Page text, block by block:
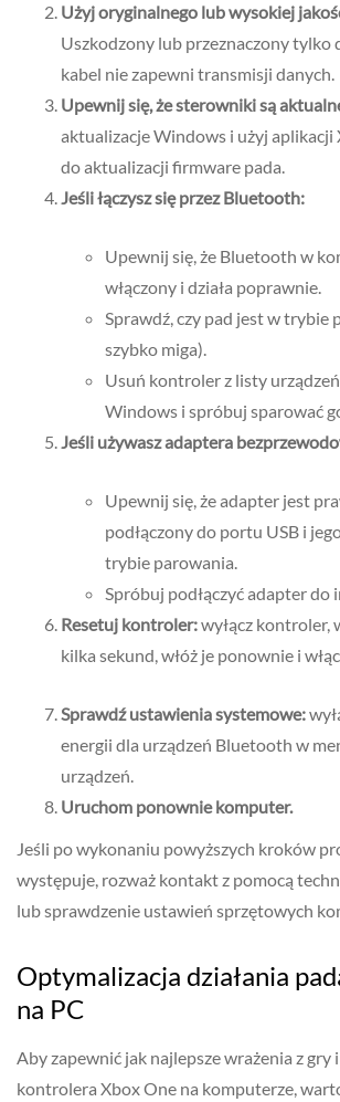
Użyj oryginalnego lub wysokiej
Uszkodzony lub przeznaczony tylko
kabel nie zapewni transmisji danych.
Upewnij się, że sterowniki są
aktualizacje Windows i użyj aplikacji
do aktualizacji firmware pada.
Jeśli łączysz się przez Bluetooth:
Upewnij się, że Bluetooth w
włączony i działa poprawnie.
Sprawdź, czy pad jest w trybie
szybko miga).
Usuń kontroler z listy
Windows i spróbuj sparować
Jeśli używasz adaptera
Upewnij się, że adapter jest
podłączony do portu USB i
trybie parowania.
Spróbuj podłączyć adapter do
Resetuj kontroler:wyłącz kontroler,
kilka sekund, włóż je ponownie i
Sprawdź ustawienia systemowe:
energii dla urządzeń Bluetooth w
urządzeń.
Uruchom ponownie komputer.
Jeśli po wykonaniu powyższych kroków
występuje, rozważ kontakt z pomocą
lub sprawdzenie ustawień sprzętowych
Optymalizacja działania
na PC
Aby zapewnić jak najlepsze wrażenia z gry
kontrolera Xbox One na komputerze,